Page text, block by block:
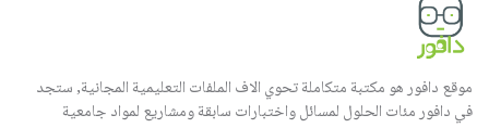
موقع دافور هو مكتبة متكاملة تحوي الاف الملفات التعليمية المجانية, ستجد
في دافور مئات الحلول لمسائل واختبارات سابقة ومشاريع لمواد جامعية